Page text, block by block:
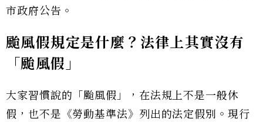
市政府公告。
颱風假規定是什麼？法律上其實沒有
「颱風假」
大家習慣說的「颱風假」，在法規上不是一般休
假，也不是《勞動基準法》列出的法定假別。現行